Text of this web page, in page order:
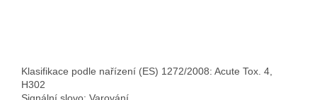
Klasifikace podle nařízení (ES) 1272/2008: Acute Tox. 4,
H302
Signální slovo: Varování